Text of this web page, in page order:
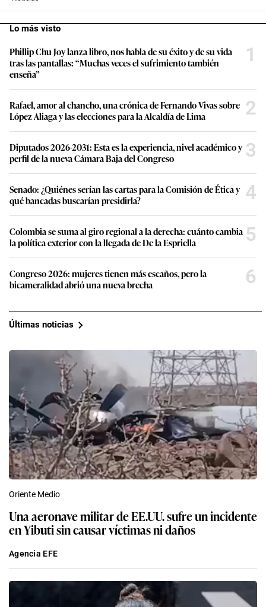
Lo más visto
Phillip Chu Joy lanza libro, nos habla de su éxito y de su vida
tras las pantallas: “Muchas veces el sufrimiento también
enseña”
1
Rafael, amor al chancho, una crónica de Fernando Vivas sobre
López Aliaga y las elecciones para la Alcaldía de Lima
2
Diputados 2026-2031: Esta es la experiencia, nivel académico y
perfil de la nueva Cámara Baja del Congreso
3
Senado: ¿Quiénes serían las cartas para la Comisión de Ética y
qué bancadas buscarían presidirla?
4
Colombia se suma al giro regional a la derecha: cuánto cambia
la política exterior con la llegada de De la Espriella
5
Congreso 2026: mujeres tienen más escaños, pero la
bicameralidad abrió una nueva brecha
6
Últimas noticias
Oriente Medio
Una aeronave militar de EE.UU. sufre un incidente
en Yibuti sin causar víctimas ni daños
Agencia EFE